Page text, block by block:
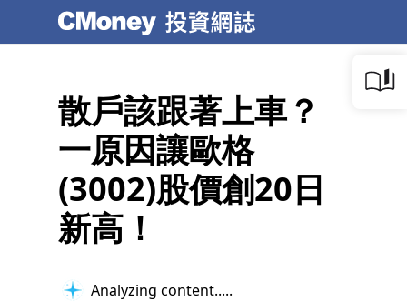
散戶該跟著上車？
一原因讓歐格
(3002)股價創20日
新高！
Analyzing content...